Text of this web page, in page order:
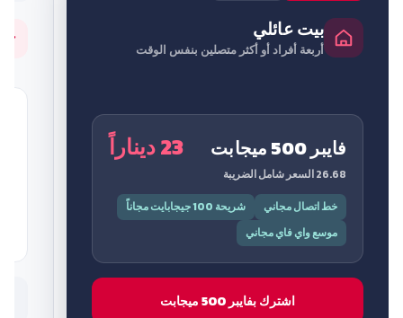
بيت عائلي
أربعة أفراد أو أكثر متصلين بنفس الوقت
فايبر 500 ميجابت 23 ديناراً
26.68 السعر شامل الضريبة
خط اتصال مجاني
شريحة 100 جيجابايت مجاناً
موسع واي فاي مجاني
اشترك بفايبر 500 ميجابت